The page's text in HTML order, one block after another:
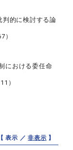
判的に検討する論
）
における委任命
）
【 表示 ／非表示 】